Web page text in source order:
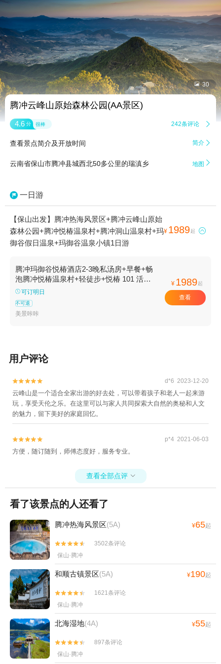
 30
腾冲云峰山原始森林公园(AA景区)
4.6 分 很棒 242条评论 
查看景点简介及开放时间 简介 
云南省保山市腾冲县城西北50多公里的瑞滇乡 地图 
一日游
【保山出发】腾冲热海风景区+腾冲云峰山原始
森林公园+腾冲悦椿温泉村+腾冲洞山温泉村+玛
御谷假日温泉+玛御谷温泉小镇1日游
¥ 1989起 
腾冲玛御谷悦椿酒店2-3晚私汤房+早餐+畅
泡腾冲悦椿温泉村+轻徒步+悦椿 101 活动
体验，酒店礼遇可选
可订明日
不可退
美景咔咔
¥ 1989起
查看
用户评论

 d*6 2023-12-20
云峰山是一个适合全家出游的好去处，可以带着孩子和老人一起来游
玩，享受天伦之乐。在这里可以与家人共同探索大自然的奥秘和人文
的魅力，留下美好的家庭回忆。

 p*4 2021-06-03
方便，随订随到，师傅态度好，服务专业。
查看全部点评 
看了该景点的人还看了
腾冲热海风景区(5A) ¥65起


3502条评论
保山·腾冲
和顺古镇景区(5A) ¥190起


1621条评论
保山·腾冲
北海湿地(4A) ¥55起


897条评论
保山·腾冲